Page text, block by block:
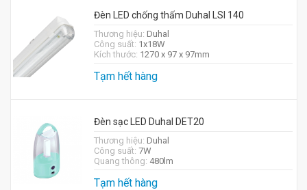
Đèn LED chống thấm Duhal LSI 140
Thương hiệu: Duhal
Công suất: 1x18W
Kích thước: 1270 x 97 x 97mm
Tạm hết hàng
Đèn sạc LED Duhal DET20
Thương hiệu: Duhal
Công suất: 7W
Quang thông: 480lm
Tạm hết hàng